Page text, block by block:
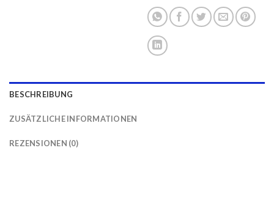
BESCHREIBUNG
ZUSÄTZLICHE INFORMATIONEN
REZENSIONEN (0)